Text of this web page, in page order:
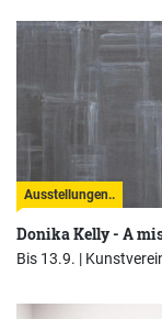
Ausstellungen..
Donika Kelly - A
Bis 13.9. |